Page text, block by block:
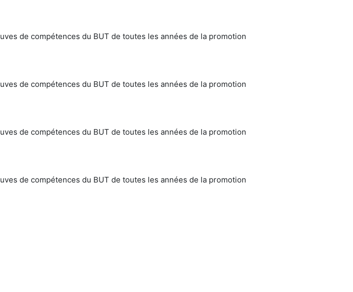
de compétences du BUT de toutes les années de la promotion
de compétences du BUT de toutes les années de la promotion
de compétences du BUT de toutes les années de la promotion
de compétences du BUT de toutes les années de la promotion